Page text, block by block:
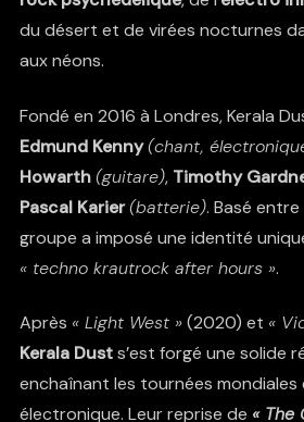
du désert et de virées nocturnes
aux néons.
Fondé en 2016 à Londres, Kerala
Edmund Kenny(chant,
Howarth(guitare), Timothy
Pascal Karier(batterie). Basé
groupe a imposé une identité
« techno krautrock after hours ».
Après « Light West »(2020) et «
Kerala Dusts’est forgé une solide
enchaînant les tournées mondiales
électronique. Leur reprise de « The